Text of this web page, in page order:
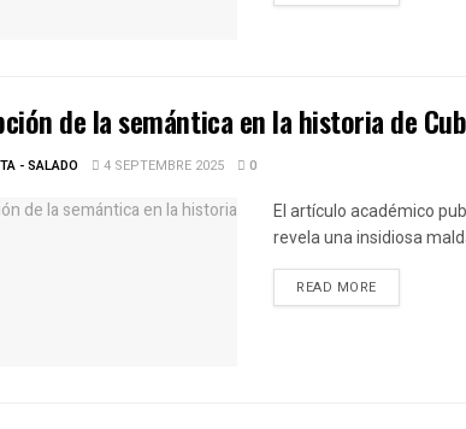
de la semántica en la historia de
- SALADO 4 SEPTEMBRE 2025 0
El artículo académico
revela una insidiosa
READ MOREDETAILS